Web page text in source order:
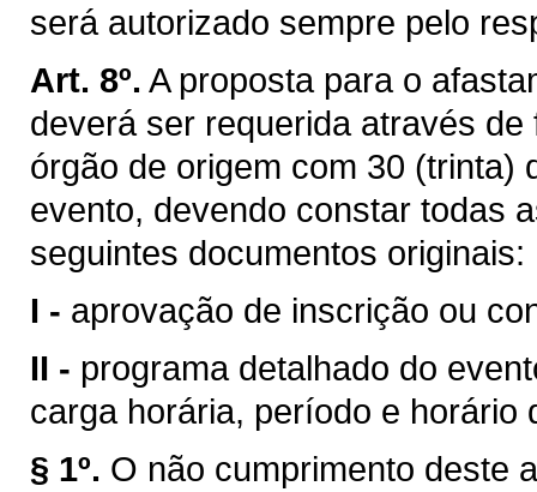
será autorizado sempre pelo
Art. 8º. A proposta para o
deverá ser requerida através
órgão de origem com 30 (trinta)
evento, devendo constar todas
seguintes documentos originais:
I - aprovação de inscrição ou
II - programa detalhado do
carga horária, período e horário
§ 1º. O não cumprimento deste